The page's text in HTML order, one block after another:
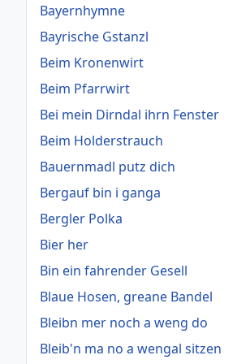
Bayernhymne
Bayrische Gstanzl
Beim Kronenwirt
Beim Pfarrwirt
Bei mein Dirndal ihrn Fenster
Beim Holderstrauch
Bauernmadl putz dich
Bergauf bin i ganga
Bergler Polka
Bier her
Bin ein fahrender Gesell
Blaue Hosen, greane Bandel
Bleibn mer noch a weng do
Bleib'n ma no a wengal sitzen